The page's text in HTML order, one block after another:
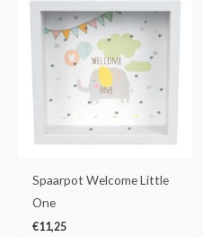
Spaarpot Welcome Little
One
€11,25